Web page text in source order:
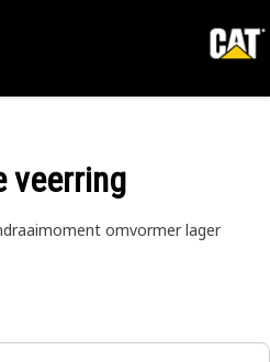
veerring
omvormer lager